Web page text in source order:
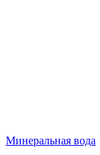
Минеральная вода